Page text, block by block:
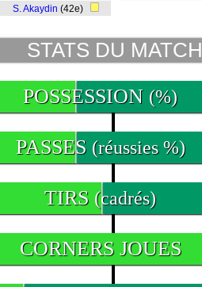
S. Akaydin (42e)
STATS DU MATCH
POSSESSION (%)
PASSES (réussies %)
TIRS (cadrés)
CORNERS JOUES